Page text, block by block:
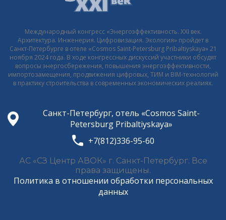
Международный конгресс «Энергоэффективность. XXI век.
Архитектура. Инженерия. Цифровизация. Экология» пройдет в
Санкт-Петербурге в отеле «Cosmos Saint-Petersburg Pribaltiyskaya» 21
ноября 2024 года. В ходе конгрессных дискуссий участники обсудят
вопросы энергосбережения, повышения энергоэффективности,
импортозамещения, продвижения цифровых, ТИМ и BIM-технологий
в практику строительства в современных экономических реалиях.
Санкт-Петербург, отель «Cosmos Saint-
Petersburg Pribaltiyskaya»
+7(812)336-95-60
АС «СЗ Центр АВОК» г. Санкт-Петербург. Все
права защищены.
Политика в отношении обработки персональных
данных